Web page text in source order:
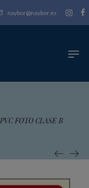
naybor@naybor.es
FOTO CLASE B